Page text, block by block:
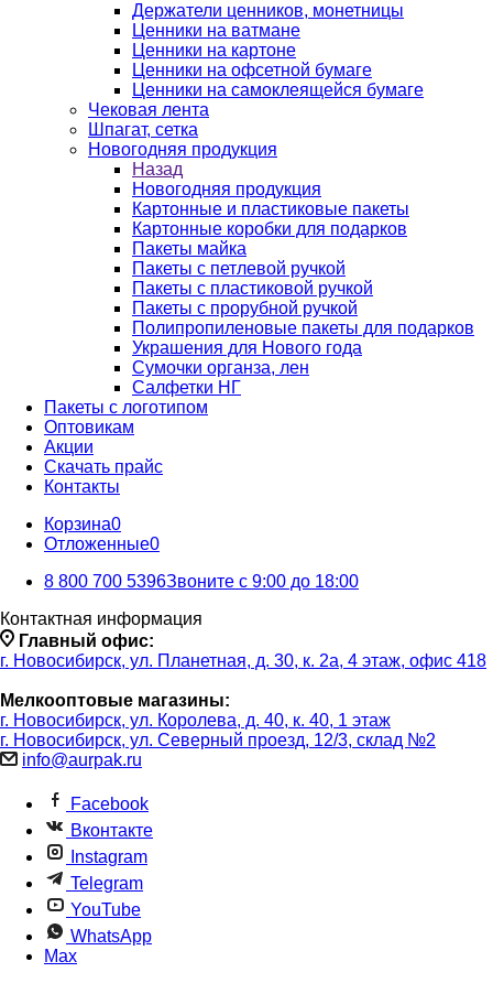
Держатели ценников, монетницы
Ценники на ватмане
Ценники на картоне
Ценники на офсетной бумаге
Ценники на самоклеящейся бумаге
Чековая лента
Шпагат, сетка
Новогодняя продукция
Назад
Новогодняя продукция
Картонные и пластиковые пакеты
Картонные коробки для подарков
Пакеты майка
Пакеты с петлевой ручкой
Пакеты с пластиковой ручкой
Пакеты с прорубной ручкой
Полипропиленовые пакеты для подарков
Украшения для Нового года
Сумочки органза, лен
Салфетки НГ
Пакеты с логотипом
Оптовикам
Акции
Скачать прайс
Контакты
Корзина0
Отложенные0
8 800 700 5396Звоните с 9:00 до 18:00
Контактная информация
Главный офис:
г. Новосибирск, ул. Планетная, д. 30, к. 2а, 4 этаж, офис 418
Мелкооптовые магазины:
г. Новосибирск, ул. Королева, д. 40, к. 40, 1 этаж
г. Новосибирск, ул. Северный проезд, 12/3, ​склад №2
info@aurpak.ru
Facebook
Вконтакте
Instagram
Telegram
YouTube
WhatsApp
Max